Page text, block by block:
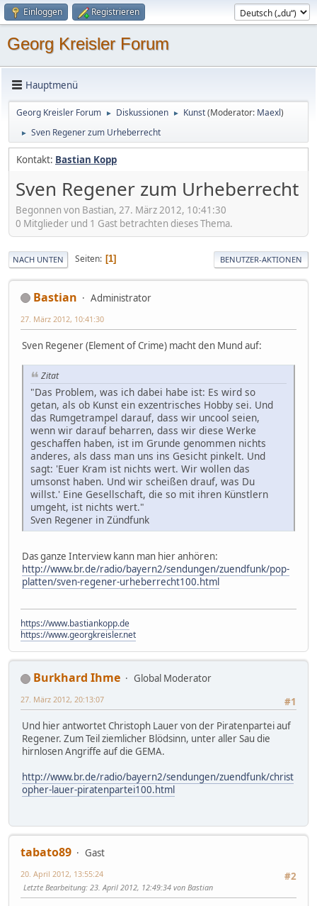
Einloggen Registrieren
Georg Kreisler Forum
Hauptmenü
Georg Kreisler Forum ► Diskussionen ► Kunst(Moderator: Maexl)
► Sven Regener zum Urheberrecht
Kontakt: Bastian Kopp
Sven Regener zum Urheberrecht
Begonnen von Bastian, 27. März 2012, 10:41:30
0 Mitglieder und 1 Gast betrachten dieses Thema.
NACH UNTEN Seiten 1 BENUTZER-AKTIONEN
Bastian Administrator
27. März 2012, 10:41:30
Sven Regener (Element of Crime) macht den Mund auf:
Zitat
"Das Problem, was ich dabei habe ist: Es wird so
getan, als ob Kunst ein exzentrisches Hobby sei. Und
das Rumgetrampel darauf, dass wir uncool seien,
wenn wir darauf beharren, dass wir diese Werke
geschaffen haben, ist im Grunde genommen nichts
anderes, als dass man uns ins Gesicht pinkelt. Und
sagt: 'Euer Kram ist nichts wert. Wir wollen das
umsonst haben. Und wir scheißen drauf, was Du
willst.' Eine Gesellschaft, die so mit ihren Künstlern
umgeht, ist nichts wert."
Sven Regener in Zündfunk
Das ganze Interview kann man hier anhören:
http://www.br.de/radio/bayern2/sendungen/zuendfunk/pop-
platten/sven-regener-urheberrecht100.html
https://www.bastiankopp.de
https://www.georgkreisler.net
Burkhard Ihme
Global Moderator
#1
27. März 2012, 20:13:07
Und hier antwortet Christoph Lauer von der Piratenpartei auf
Regener. Zum Teil ziemlicher Blödsinn, unter aller Sau die
hirnlosen Angriffe auf die GEMA.
http://www.br.de/radio/bayern2/sendungen/zuendfunk/christ
opher-lauer-piratenpartei100.html
tabato89
Gast
#2
20. April 2012, 13:55:24
Letzte Bearbeitung: 23. April 2012, 12:49:34 von Bastian